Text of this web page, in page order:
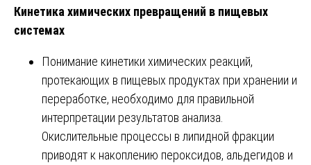
Кинетика химических превращений в пищевых
системах
Понимание кинетики химических реакций,
протекающих в пищевых продуктах при хранении и
переработке, необходимо для правильной
интерпретации результатов анализа.
Окислительные процессы в липидной фракции
приводят к накоплению пероксидов, альдегидов и